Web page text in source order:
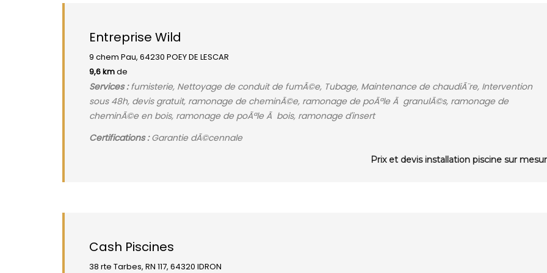
Entreprise Wild
9 chem Pau, 64230 POEY DE LESCAR
9,6 kmde
Services :fumisterie, Nettoyage de conduit de fumÃ©e, Tubage, Maintenance de chaudiÃ¨re, Intervention
sous 48h, devis gratuit, ramonage de cheminÃ©e, ramonage de poÃªle Ã granulÃ©s, ramonage de
cheminÃ©e en bois, ramonage de poÃªle Ã bois, ramonage d'insert
Certifications :Garantie dÃ©cennale
Prix et devis installation piscine sur
Cash Piscines
38 rte Tarbes, RN 117, 64320 IDRON